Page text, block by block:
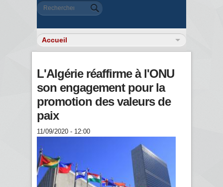
Formulaire de recherche
Rechercher
L'Algérie réaffirme à l'ONU
son engagement pour la
promotion des valeurs de
paix
11/09/2020 - 12:00